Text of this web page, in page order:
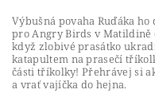
Výbušná povaha Ruďáka
pro Angry Birds v Matildině
když zlobivé prasátko
katapultem na prasečí
části tříkolky! Přehrávej si
a vrať vajíčka do hejna.